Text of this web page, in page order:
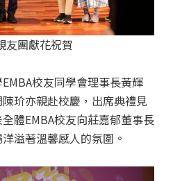
友團獻花祝賀
校友同學會理事長黃輝
玠亦親赴校慶，出席典禮見
體EMBA校友向莊嘉郁董事長
溢著溫馨感人的氛圍。